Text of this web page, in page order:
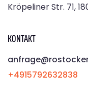
Kröpeliner Str. 71,
KONTAKT
+4915792632838